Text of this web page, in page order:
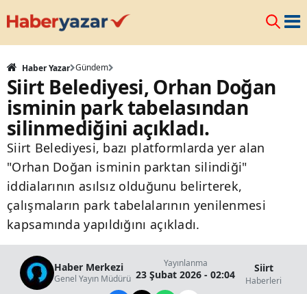
Haber Yazar Gündem
Siirt Belediyesi, Orhan Doğan
isminin park tabelasından
silinmediğini açıkladı.
Siirt Belediyesi, bazı platformlarda yer alan
"Orhan Doğan isminin parktan silindiği"
iddialarının asılsız olduğunu belirterek,
çalışmaların park tabelalarının yenilenmesi
kapsamında yapıldığını açıkladı.
Haber Merkezi
Genel Yayın Müdürü
Yayınlanma
23 Şubat 2026 - 02:04
Siirt
Haberleri